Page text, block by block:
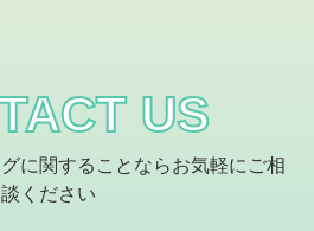
US
に関することならお気軽にご相
談ください